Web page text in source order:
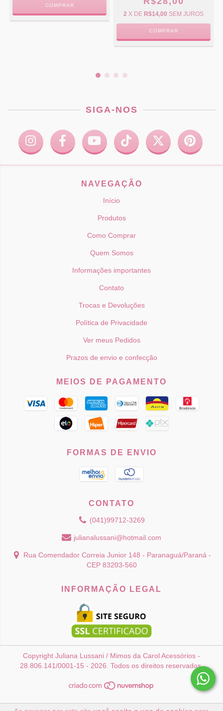
COMPRAR
2 X DE R$14,00 SEM JUROS
COMPRAR
SIGA-NOS
NAVEGAÇÃO
Início
Produtos
Como Comprar
Quem Somos
Informações importantes
Contato
Trocas e Devoluções
Política de Privacidade
Ver meus Pedidos
Prazos de envio e confecção
MEIOS DE PAGAMENTO
FORMAS DE ENVIO
CONTATO
(041)99712-3269
julianalussani@hotmail.com
Rua Comendador Correia Junior 148 - Paranaguá/Paraná -
CEP 83203-560
INFORMAÇÃO LEGAL
Copyright Juliana Lussani / Mimos da Carol Acessórios -
28.806.141/0001-15 - 2026. Todos os direitos reservados.